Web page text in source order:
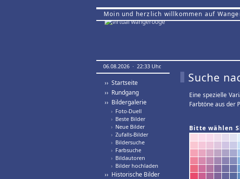
Moin und herzlich willkommen auf
06.08.2026 · 22:33 Uhr.
›› Startseite
›› Rundgang
›› Bildergalerie
› Foto-Duell
› Beste Bilder
› Neue Bilder
› Zufalls-Bilder
› Bildersuche
› Farbsuche
› Bildautoren
› Bilder hochladen
›› Historische Bilder
Suche
Eine spezielle
Farbtöne aus der
Bitte wählen